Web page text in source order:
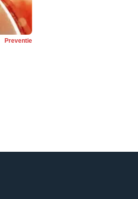
Preventie